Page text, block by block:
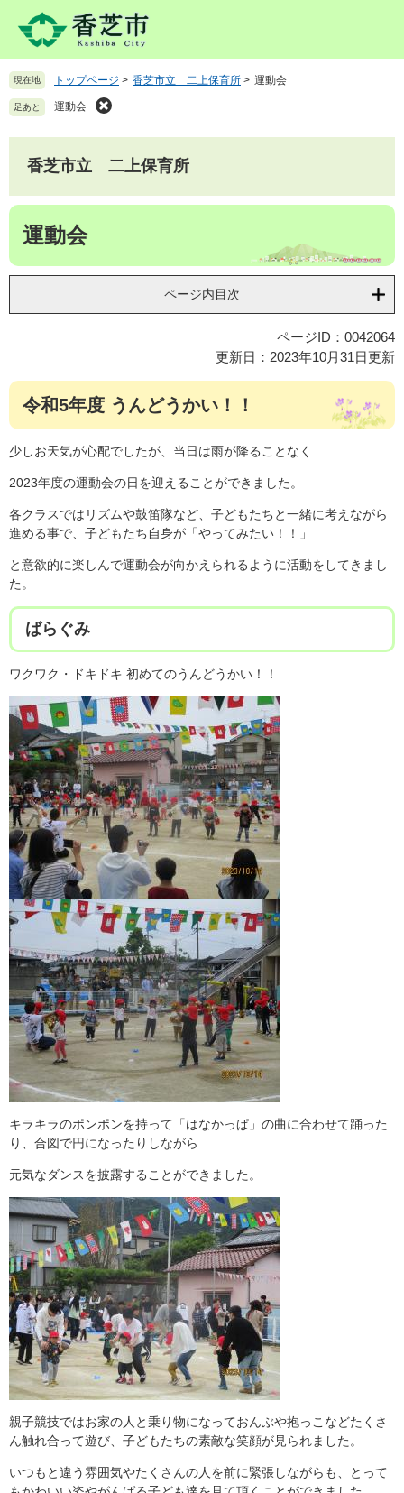
先
頭
す
を
飛
し
文
現在地 トップページ > 香芝市立 二上保育所 > 運動会
足あと 運動会
香芝市立 二上保育所
本
運動会
ページ内目次
ページID：0042064
更新日：2023年10月31日更新
令和5年度 うんどうかい！！
少しお天気が心配でしたが、当日は雨が降ることなく
2023年度の運動会の日を迎えることができました。
各クラスではリズムや鼓笛隊など、子どもたちと一緒に考えながら
進める事で、子どもたち自身が「やってみたい！！」
と意欲的に楽しんで運動会が向かえられるように活動をしてきまし
た。
ばらぐみ
ワクワク・ドキドキ 初めてのうんどうかい！！
キラキラのポンポンを持って「はなかっぱ」の曲に合わせて踊った
り、合図で円になったりしながら
元気なダンスを披露することができました。
親子競技ではお家の人と乗り物になっておんぶや抱っこなどたくさ
ん触れ合って遊び、子どもたちの素敵な笑顔が見られました。
いつもと違う雰囲気やたくさんの人を前に緊張しながらも、とって